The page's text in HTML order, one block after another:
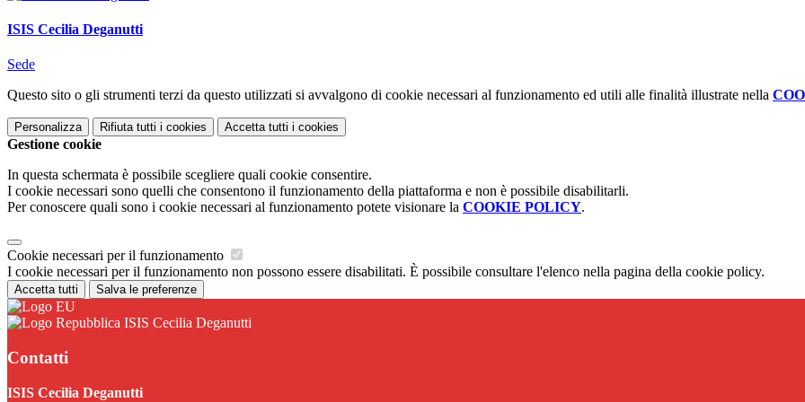
ISIS Cecilia Deganutti
Sede
Questo sito o gli strumenti terzi da questo utilizzati si avvalgono di cookie necessari al funzionamento ed utili alle finalità illustrate nella
Personalizza Rifiuta tutti i cookies Accetta tutti i cookies
Gestione cookie
In questa schermata è possibile scegliere quali cookie consentire.
I cookie necessari sono quelli che consentono il funzionamento della piattaforma e non è possibile disabilitarli.
Per conoscere quali sono i cookie necessari al funzionamento potete visionare la COOKIE POLICY.
Cookie necessari per il funzionamento
I cookie necessari per il funzionamento non possono essere disabilitati. È possibile consultare l'elenco nella pagina della cookie policy.
Accetta tutti Salva le preferenze
ISIS Cecilia Deganutti
Contatti
ISIS Cecilia Deganutti